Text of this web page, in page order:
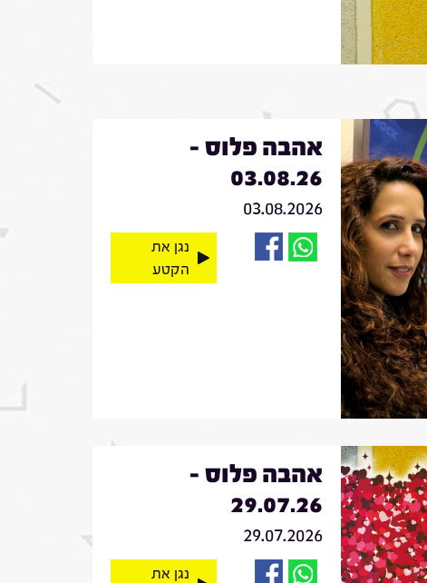
אהבה פלוס -
03.08.26
03.08.2026
נגן את
הקטע
אהבה פלוס -
29.07.26
29.07.2026
נגן את